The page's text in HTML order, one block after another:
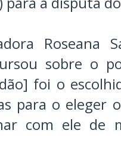
Roseana
sobre o
foi o
para o eleger
com ele de